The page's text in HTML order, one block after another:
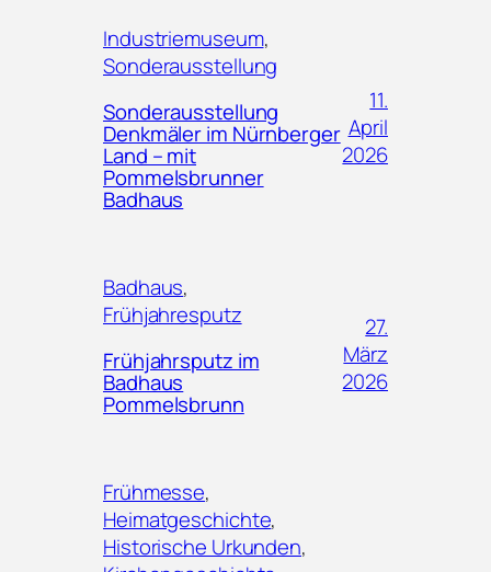
Industriemuseum
Sonderausstellung
Sonderausstellung
Denkmäler im Nürnberger
Land – mit
Pommelsbrunner
Badhaus
11.
April
2026
Badhaus
Frühjahresputz
Frühjahrsputz im
Badhaus
Pommelsbrunn
27.
März
2026
Frühmesse
Heimatgeschichte
Historische Urkunden